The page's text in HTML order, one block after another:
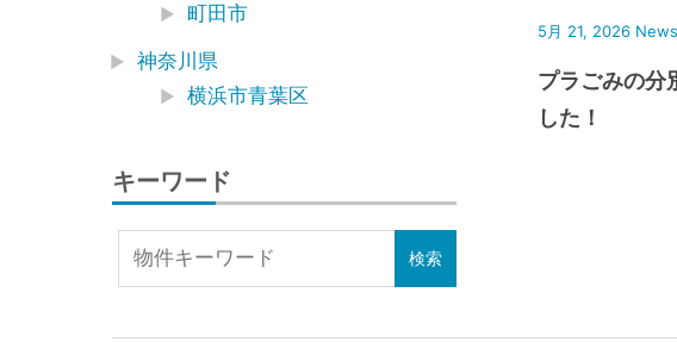
5月 21, 2026
プラごみの分
した！
町田市
神奈川県
横浜市青葉区
キーワード